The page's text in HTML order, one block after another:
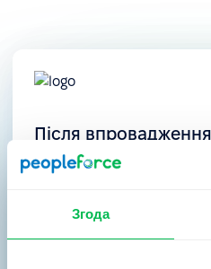
Згода
Після
почали витрачати
операційних
процесів тепер